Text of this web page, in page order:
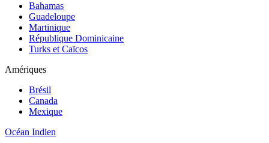
Bahamas
Guadeloupe
Martinique
République Dominicaine
Turks et Caïcos
Amériques
Brésil
Canada
Mexique
Océan Indien